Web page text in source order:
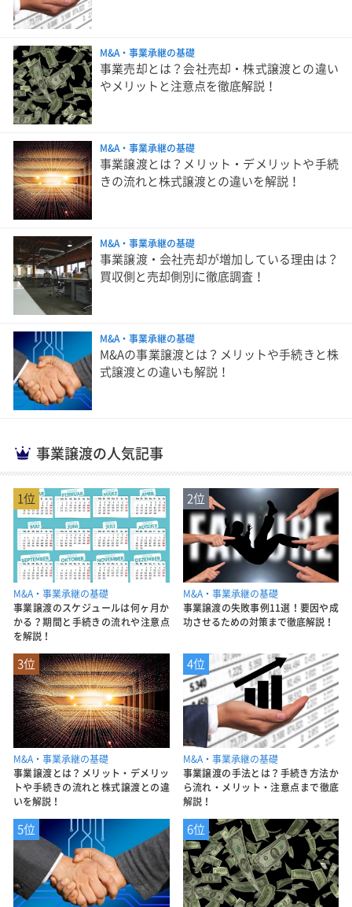
M&A・事業承継の基礎
事業売却とは？会社売却・株式譲渡との違い
やメリットと注意点を徹底解説！
M&A・事業承継の基礎
事業譲渡とは？メリット・デメリットや手続
きの流れと株式譲渡との違いを解説！
M&A・事業承継の基礎
事業譲渡・会社売却が増加している理由は？
買収側と売却側別に徹底調査！
M&A・事業承継の基礎
M&Aの事業譲渡とは？メリットや手続きと株
式譲渡との違いも解説！
事業譲渡の人気記事
M&A・事業承継の基礎
事業譲渡のスケジュールは何ヶ月か
かる？期間と手続きの流れや注意点
を解説！
1位
M&A・事業承継の基礎
事業譲渡の失敗事例11選！要因や成
功させるための対策まで徹底解説！
2位
M&A・事業承継の基礎
事業譲渡とは？メリット・デメリッ
トや手続きの流れと株式譲渡との違
いを解説！
3位
M&A・事業承継の基礎
事業譲渡の手法とは？手続き方法か
ら流れ・メリット・注意点まで徹底
解説！
4位
5位 6位